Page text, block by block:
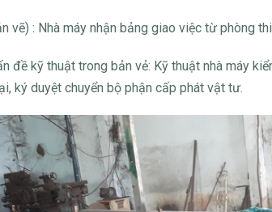
vẽ) : Nhà máy nhận bảng giao việc từ phòng
đề kỹ thuật trong bản vẻ: Kỹ thuật nhà máy
ký duyệt chuyển bộ phận cấp phát vật tư.